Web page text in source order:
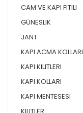
CAM VE KAPI FITILI
GÜNESLIK
JANT
KAPI ACMA KOLLARI
KAPI KILITLERI
KAPI KOLLARI
KAPI MENTESESI